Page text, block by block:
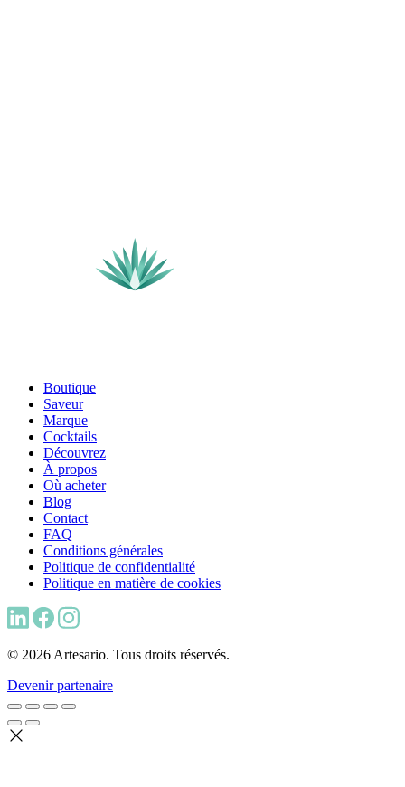
Boutique
Saveur
Marque
Cocktails
Découvrez
À propos
Où acheter
Blog
Contact
FAQ
Conditions générales
Politique de confidentialité
Politique en matière de cookies
© 2026 Artesario. Tous droits réservés.
Devenir partenaire